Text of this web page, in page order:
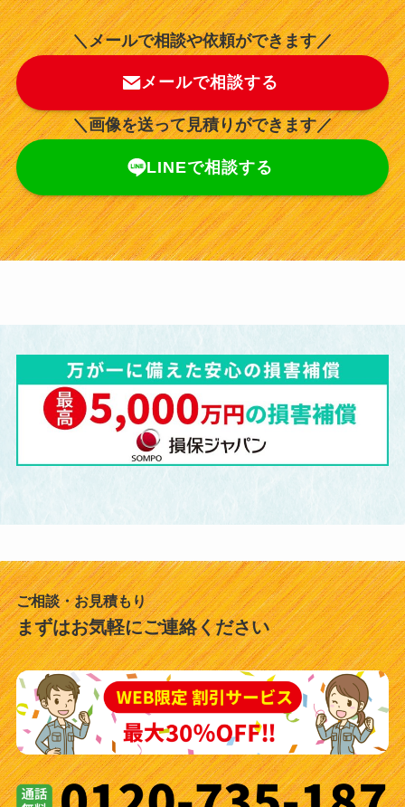
＼メールで相談や依頼ができます／
メールで相談する
＼画像を送って見積りができます／
LINEで相談する
ご相談・お見積もり
まずはお気軽にご連絡ください